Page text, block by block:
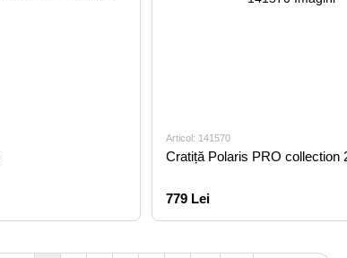
Articol: 141570
Cratiță Polaris PRO collection
779 Lei